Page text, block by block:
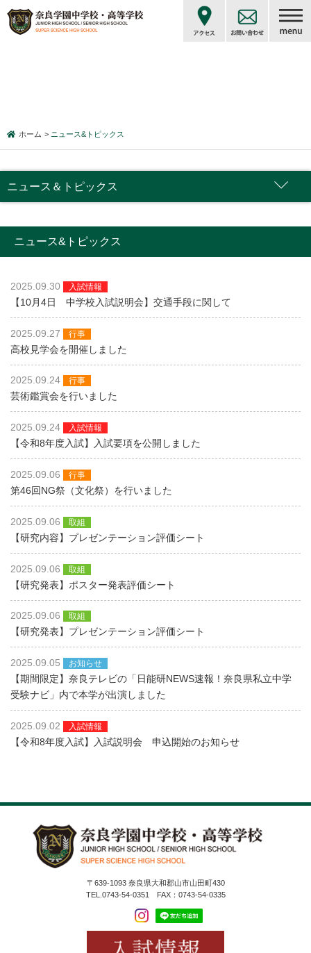
ホーム ニュース&トピックス
ニュース＆トピックス
ニュース&トピックス
2025.09.30 入試情報
【10月4日 中学校入試説明会】交通手段に関して
2025.09.27 行事
高校見学会を開催しました
2025.09.24 行事
芸術鑑賞会を行いました
2025.09.24 入試情報
【令和8年度入試】入試要項を公開しました
2025.09.06 行事
第46回NG祭（文化祭）を行いました
2025.09.06 取組
【研究内容】プレゼンテーション評価シート
2025.09.06 取組
【研究発表】ポスター発表評価シート
2025.09.06 取組
【研究発表】プレゼンテーション評価シート
2025.09.05 お知らせ
【期間限定】奈良テレビの「日能研NEWS速報！奈良県私立中学
受験ナビ」内で本学が出演しました
2025.09.02 入試情報
【令和8年度入試】入試説明会 申込開始のお知らせ
〒639-1093 奈良県大和郡山市山田町430
TEL.0743-54-0351 FAX：0743-54-0335